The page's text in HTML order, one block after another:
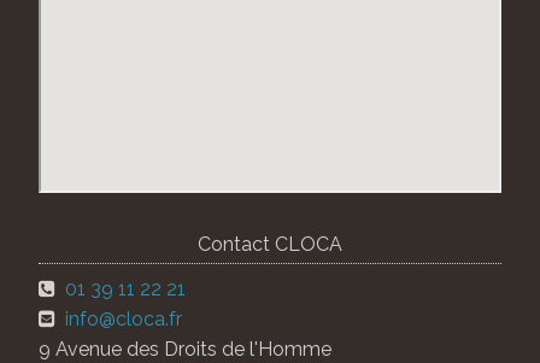
Contact CLOCA
01 39 11 22 21
info@cloca.fr
9 Avenue des Droits de l'Homme